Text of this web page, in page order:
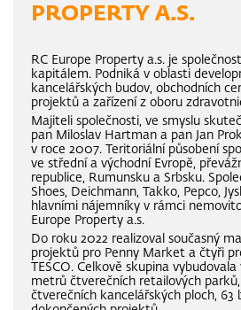
PROPERTY A.S.
RC Europe Property a.s. je
kapitálem. Podniká v oblasti
kancelářských budov, obchodních
projektů a zařízení z oboru
Majiteli společnosti, ve smyslu
pan Miloslav Hartman a pan Jan
v roce 2007. Teritoriální působení
ve střední a východní Evropě,
republice, Rumunsku a Srbsku.
Shoes, Deichmann, Takko, Pepco,
hlavními nájemníky v rámci
Europe Property a.s.
Do roku 2022 realizoval současný
projektů pro Penny Market a čtyři
TESCO. Celkově skupina
metrů čtverečních retailových
čtverečních kancelářských ploch, 63